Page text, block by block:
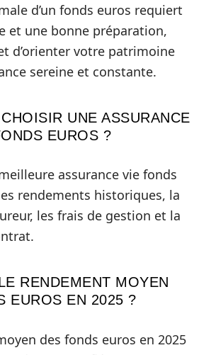
d’un fonds euros requiert
et une bonne préparation,
d’orienter votre patrimoine
sereine et constante.
UNE ASSURANCE
EUROS ?
assurance vie fonds
rendements historiques, la
les frais de gestion et la
RENDEMENT MOYEN
EUROS EN 2025 ?
des fonds euros en 2025